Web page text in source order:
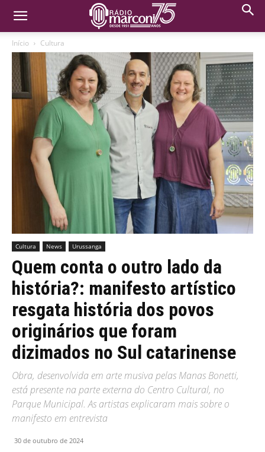
Início Cultura
Cultura News Urussanga
Quem conta o outro lado da
história?: manifesto artístico
resgata história dos povos
originários que foram
dizimados no Sul catarinense
Obra, desenvolvida em arte musiva pelas Manas Bonetti,
está presente na parte externa do Centro Cultural, no
Parque Municipal. As artistas explicaram mais sobre o
manifesto em entrevista
30 de outubro de 2024